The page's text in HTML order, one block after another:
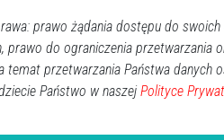
,nowy ambulans Ostrołęka
prawo żądania dostępu do
prawo do ograniczenia przetwarzania
temat przetwarzania Państwa danych
Państwo w naszej Polityce